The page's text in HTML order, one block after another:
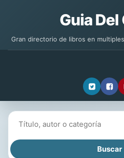
Guia Del
Gran directorio de libros en